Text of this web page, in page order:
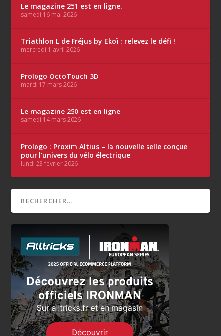
Le magazine 251 est en ligne.
samedi 16 mai 2026
Triathlon L de Fréjus by Ekoï : relevez le défi !
mercredi 1 avril 2026
Prologo OctoTouch 3D
mardi 17 mars 2026
Le magazine 250 est en ligne
samedi 14 mars 2026
Prologo : Proxim Altius – la nouvelle selle conçue
pour l’univers du vélo électrique
lundi 23 février 2026